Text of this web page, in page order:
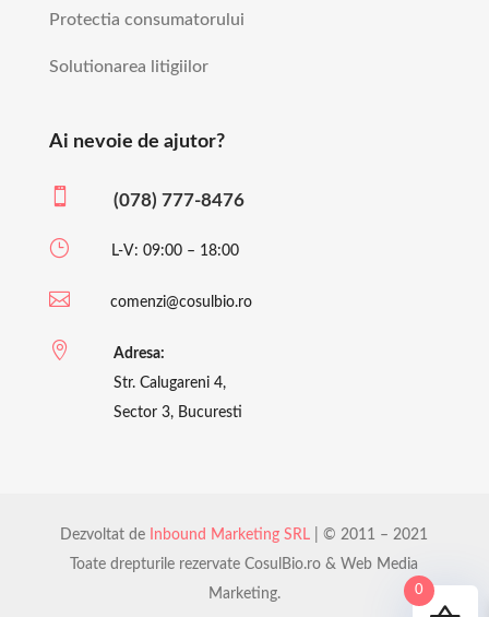
Protectia consumatorului
Solutionarea litigiilor
Ai nevoie de ajutor?
 (078) 777-8476
} L-V: 09:00 – 18:00
 comenzi@cosulbio.ro

Adresa:
Str. Calugareni 4,
Sector 3, Bucuresti
Dezvoltat de Inbound Marketing SRL | © 2011 – 2021
Toate drepturile rezervate CosulBio.ro & Web Media
Marketing.
0